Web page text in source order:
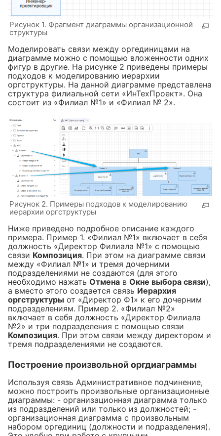
Рисунок 1. Фрагмент диаграммы организационной
структуры
Моделировать связи между оргединицами на
диаграмме можно с помощью вложенности одних
фигур в другие. На рисунке 2 приведены примеры
подходов к моделированию иерархии
оргструктуры. На данной диаграмме представлена
структура филиальной сети «ИнТехПроект». Она
состоит из «Филиал №1» и «Филиал № 2».
Рисунок 2. Примеры подходов к моделированию
иерархии оргструктуры
Ниже приведено подробное описание каждого
примера. Пример 1. «Филиал №1» включает в себя
должность «Директор Филиала №1» с помощью
связи Композиция. При этом на диаграмме связи
между «Филиал №1» и тремя дочерними
подразделениями не создаются (для этого
необходимо нажать Отмена в Окне выбора связи),
а вместо этого создается связь Иерархия
оргструктуры от «Директор Ф1» к его дочерним
подразделениям. Пример 2. «Филиал №2»
включает в себя должность «Директор Филиала
№2» и три подразделения с помощью связи
Композиция. При этом связи между директором и
тремя подразделениями не создаются.
Построение произвольной оргдиаграммы
Используя связь Административное подчинение,
можно построить произвольные организационные
диаграммы: - организационная диаграмма только
из подразделений или только из должностей; -
организационная диаграмма с произвольным
набором оргединиц (должности и подразделения).